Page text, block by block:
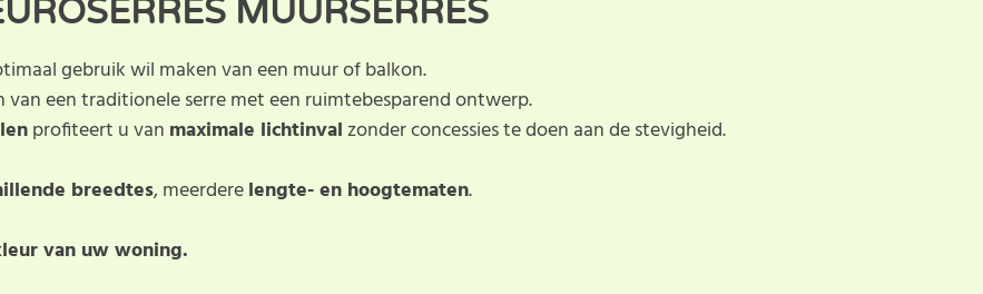
MUURSERRES
gebruik wil maken van een muur of balkon.
een traditionele serre met een ruimtebesparend ontwerp.
profiteert u van maximale lichtinvalzonder concessies te doen aan de stevigheid.
breedtes, meerderelengte- en hoogtematen.
van uw woning.